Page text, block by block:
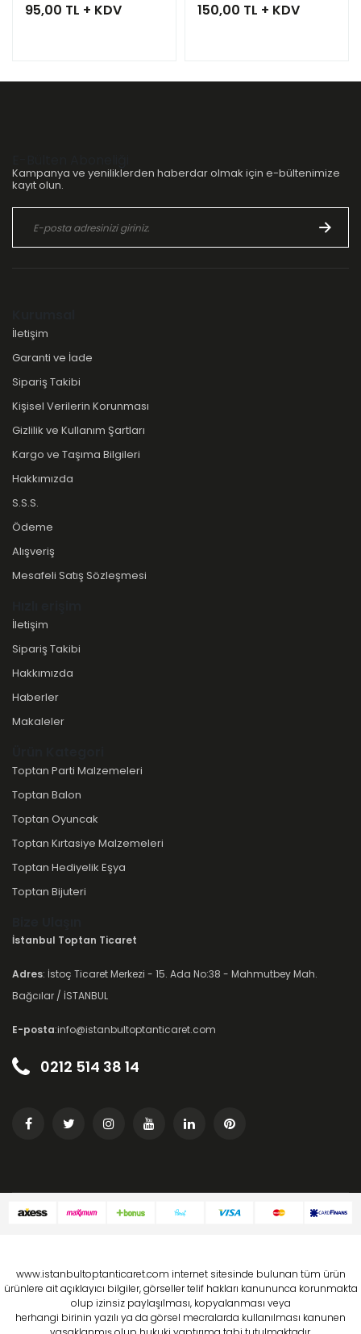
95,00 TL + KDV 150,00 TL + KDV
Kampanya ve yeniliklerden haberdar olmak için e-bültenimize
kayıt olun.
İletişim
Garanti ve İade
Sipariş Takibi
Kişisel Verilerin Korunması
Gizlilik ve Kullanım Şartları
Kargo ve Taşıma Bilgileri
Hakkımızda
S.S.S.
Ödeme
Alışveriş
Mesafeli Satış Sözleşmesi
İletişim
Sipariş Takibi
Hakkımızda
Haberler
Makaleler
Toptan Parti Malzemeleri
Toptan Balon
Toptan Oyuncak
Toptan Kırtasiye Malzemeleri
Toptan Hediyelik Eşya
Toptan Bijuteri
İstanbul Toptan Ticaret
Adres: İstoç Ticaret Merkezi - 15. Ada No:38 - Mahmutbey Mah.
Bağcılar / İSTANBUL
E-posta:info@istanbultoptanticaret.com
0212 514 38 14
www.istanbultoptanticaret.com internet sitesinde bulunan tüm ürün
ürünlere ait açıklayıcı bilgiler, görseller telif hakları kanununca korunmakta
olup izinsiz paylaşılması, kopyalanması veya
herhangi birinin yazılı ya da görsel mecralarda kullanılması kanunen